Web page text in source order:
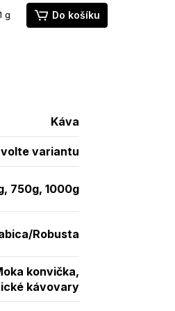
g Do košíku
Káva
variantu
750g, 1000g
Robusta
konvička,
kávovary